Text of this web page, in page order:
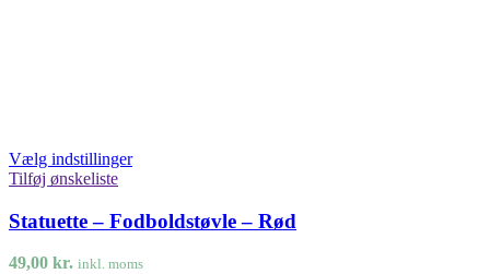
Vælg indstillinger
Tilføj ønskeliste
Statuette – Fodboldstøvle – Rød
49,00 kr. inkl. moms